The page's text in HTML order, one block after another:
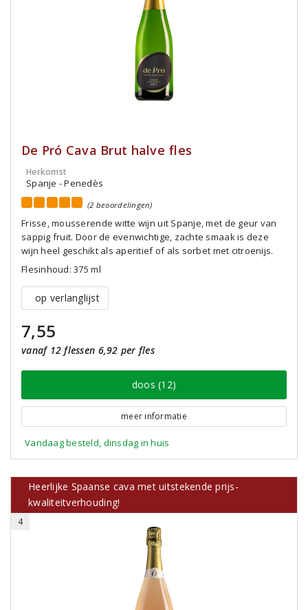
De Pró Cava Brut halve fles
Herkomst
Spanje - Penedès
(2 beoordelingen)
Frisse, mousserende witte wijn uit Spanje, met de geur van
sappig fruit. Door de evenwichtige, zachte smaak is deze
wijn heel geschikt als aperitief of als sorbet met citroenijs.
Flesinhoud: 375 ml
op verlanglijst
7,55
vanaf 12 flessen 6,92 per fles
doos (12)
meer informatie
Vandaag besteld, dinsdag in huis
Heerlijke Spaanse cava met uitstekende prijs-
kwaliteitverhouding!
4